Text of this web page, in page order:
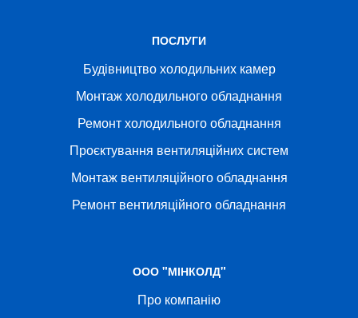
ПОСЛУГИ
Будівництво холодильних камер
Монтаж холодильного обладнання
Ремонт холодильного обладнання
Проєктування вентиляційних систем
Монтаж вентиляційного обладнання
Ремонт вентиляційного обладнання
ООО "МІНКОЛД"
Про компанію